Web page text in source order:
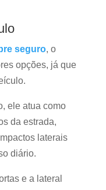
seguro, o
opções, já que
ele atua como
da estrada,
laterais
diário.
e a lateral